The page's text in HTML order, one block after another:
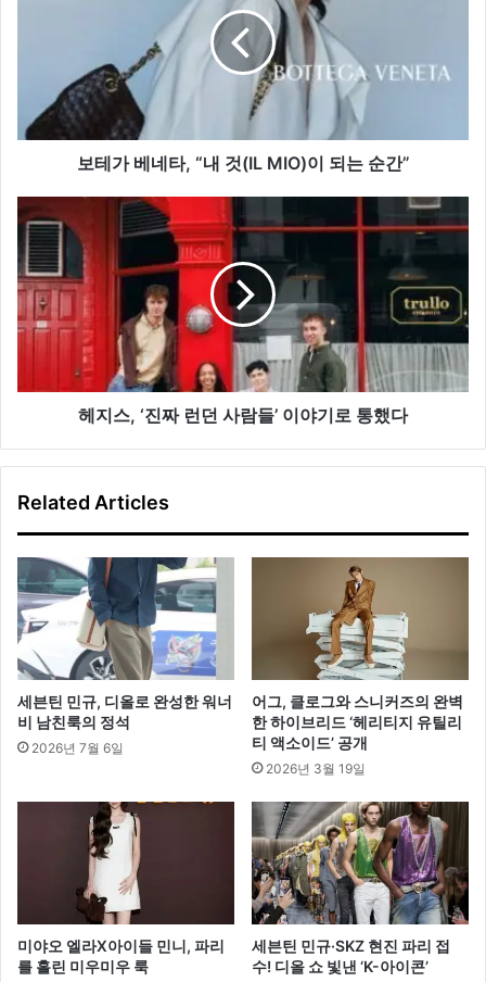
(IL
되
는
순
간”
보테가 베네타, “내 것(IL MIO)이 되는 순간”
헤
지
스,
‘진
짜
런
람
로
다
헤지스, ‘진짜 런던 사람들’ 이야기로 통했다
Related Articles
세븐틴 민규, 디올로 완성한 워너
비 남친룩의 정석
2026년 7월 6일
어그, 클로그와 스니커즈의 완벽
한 하이브리드 ‘헤리티지 유틸리
티 액소이드’ 공개
2026년 3월 19일
미야오 엘라X아이들 민니, 파리
를 홀린 미우미우 룩
세븐틴 민규·SKZ 현진 파리 접
수! 디올 쇼 빛낸 ‘K-아이콘’